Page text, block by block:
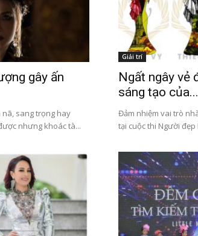
gây ấn
nã, sang trọng hay
nhưng khoác tà...
Giải trí
Ngất ngây vẻ
sáng tạo của...
Đảm nhiệm vai trò
tại cuộc thi Người đẹp